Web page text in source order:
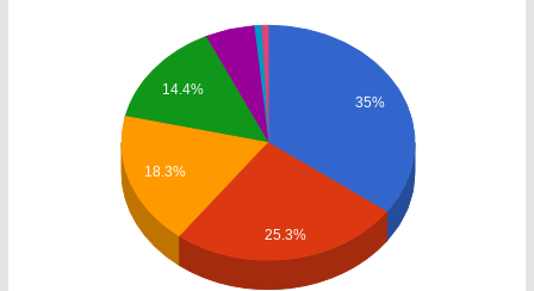
35%
14.4%
18.3%
25.3%